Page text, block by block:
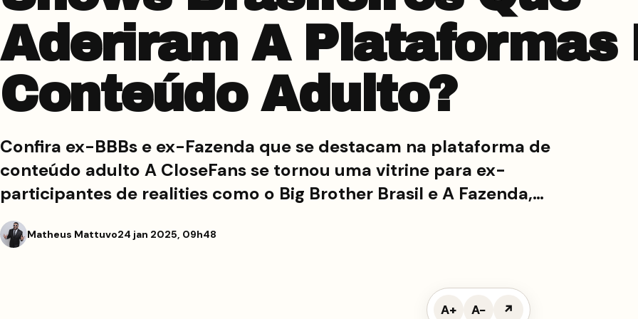
Aderiram A Plataformas
Conteúdo Adulto?
Confira ex-BBBs e ex-Fazenda que se destacam na plataforma de
conteúdo adulto A CloseFans se tornou uma vitrine para ex-
participantes de realities como o Big Brother Brasil e A Fazenda,…
Matheus Mattuvo24 jan 2025, 09h48
A+ A− ↗